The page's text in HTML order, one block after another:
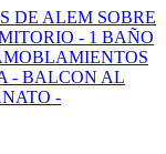
DE ALEM SOBRE
- 1 BAÑO
- BALCON AL
-